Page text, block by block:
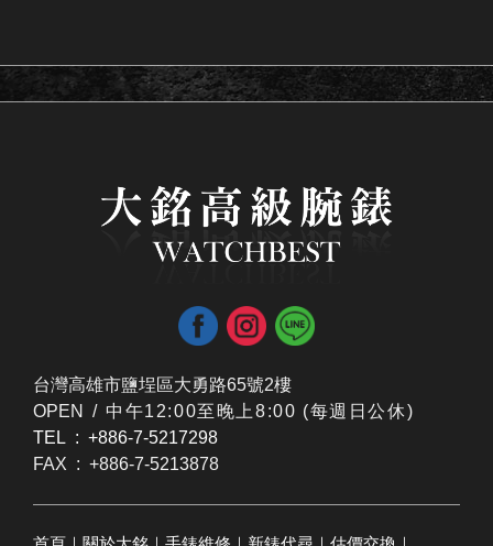
台灣高雄市鹽埕區大勇路65號2樓
OPEN / ​中午12:00至晚上8:00 (每週日公休)
TEL : +886-7-5217298
FAX : +886-7-5213878